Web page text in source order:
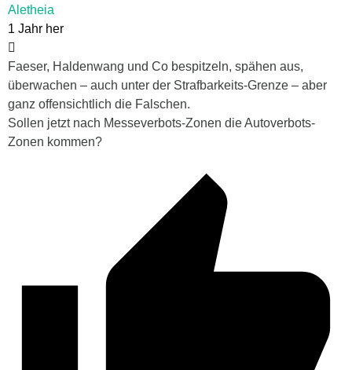
Aletheia
1 Jahr her
Faeser, Haldenwang und Co bespitzeln, spähen aus,
überwachen – auch unter der Strafbarkeits-Grenze – aber
ganz offensichtlich die Falschen.
Sollen jetzt nach Messeverbots-Zonen die Autoverbots-
Zonen kommen?